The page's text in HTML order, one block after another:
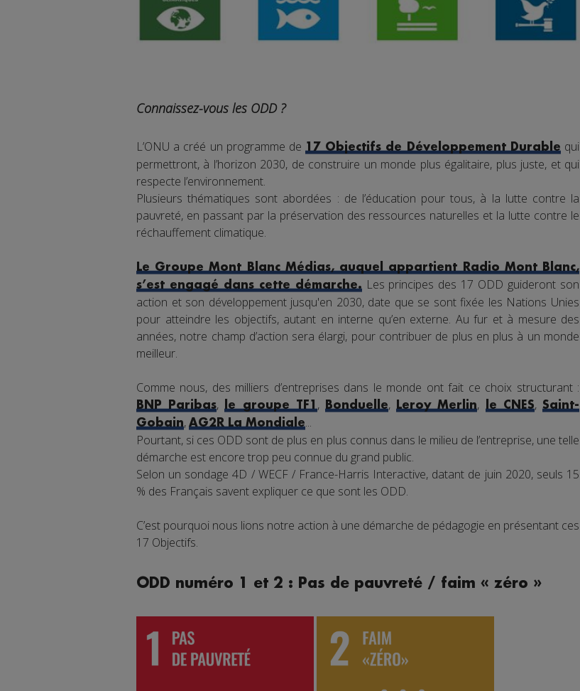
Connaissez-vous les ODD ?
L’ONU a créé un programme de17 Objectifs de Développement Durablequi
permettront, à l’horizon 2030, de construire un monde plus égalitaire, plus juste, et qui
respecte l’environnement.
Plusieurs thématiques sont abordées : de l’éducation pour tous, à la lutte contre la
pauvreté, en passant par la préservation des ressources naturelles et la lutte contre le
réchauffement climatique.
Le Groupe Mont Blanc Médias, auquel appartient Radio Mont Blanc,
s’est engagé dans cette démarche.Les principes des 17 ODD guideront son
action et son développement jusqu'en 2030, date que se sont fixée les Nations Unies
pour atteindre les objectifs, autant en interne qu’en externe. Au fur et à mesure des
années, notre champ d’action sera élargi, pour contribuer de plus en plus à un monde
meilleur.
Comme nous, des milliers d’entreprises dans le monde ont fait ce choix structurant :
BNP Paribas,le groupe TF1,Bonduelle,Leroy Merlin, le CNES,Saint-
Gobain, AG2R La Mondiale...
Pourtant, si ces ODD sont de plus en plus connus dans le milieu de l’entreprise, une telle
démarche est encore trop peu connue du grand public.
Selon un sondage 4D / WECF / France-Harris Interactive, datant de juin 2020, seuls 15
% des Français savent expliquer ce que sont les ODD.
C’est pourquoi nous lions notre action à une démarche de pédagogie en présentant ces
17 Objectifs.
ODD numéro 1 et 2 : Pas de pauvreté / faim « zéro »